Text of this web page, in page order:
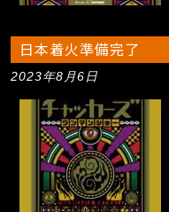
日本着火準備完了
2023年8月6日